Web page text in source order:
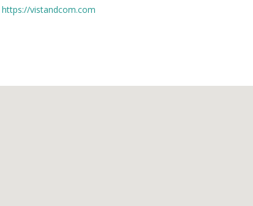
https://vistandcom.com